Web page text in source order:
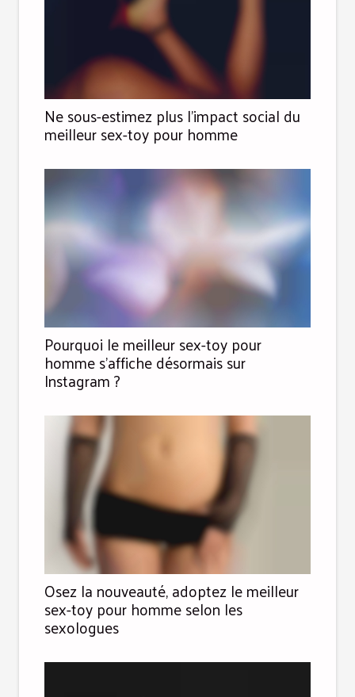
Ne sous-estimez plus l’impact social du
meilleur sex-toy pour homme
Pourquoi le meilleur sex-toy pour
homme s’affiche désormais sur
Instagram ?
Osez la nouveauté, adoptez le meilleur
sex-toy pour homme selon les
sexologues